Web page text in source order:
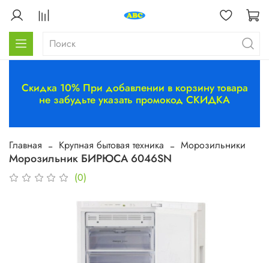
Скидка 10% При добавлении в корзину товара
не забудьте указать промокод СКИДКА
Главная Крупная бытовая техника Морозильники
Морозильник БИРЮСА 6046SN
(0)